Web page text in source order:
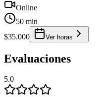
Online
50 min
$35.000
Ver horas
Evaluaciones
5.0